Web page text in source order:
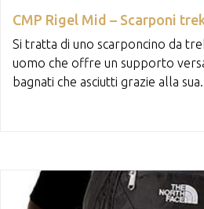
CMP Rigel Mid – Scarponi
Si tratta di uno scarponcino da
uomo che offre un supporto
bagnati che asciutti grazie alla sua...